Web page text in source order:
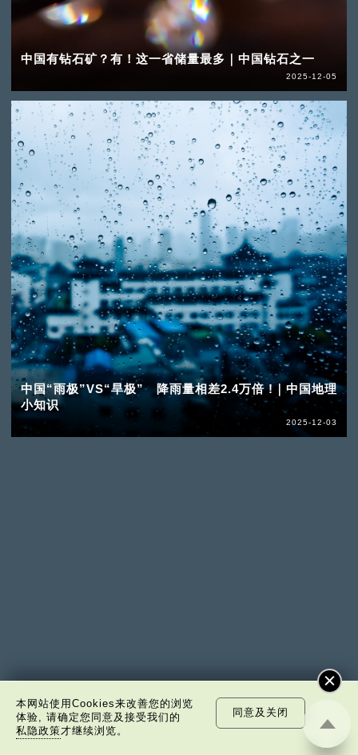
中国有钻石矿？有！这一省储量最多｜中国钻石之一
2025-12-05
中国“雨极”VS“旱极” 降雨量相差2.4万倍 !｜中国地理
小知识
2025-12-03
本网站使用Cookies来改善您的浏览
体验, 请确定您同意及接受我们的
私隐政策才继续浏览。
同意及关闭